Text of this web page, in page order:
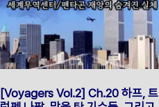
[Voyagers Vol.2] Ch.20 하프, 트